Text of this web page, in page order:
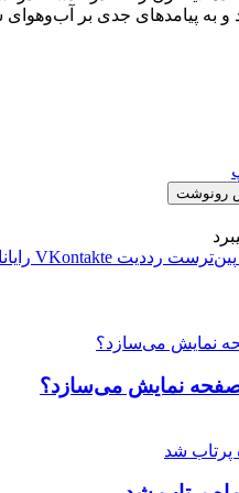
و به پیامدهای جدی بر
رونوشت
‫پین‌ترست ‫رددیت ‫VKontakte